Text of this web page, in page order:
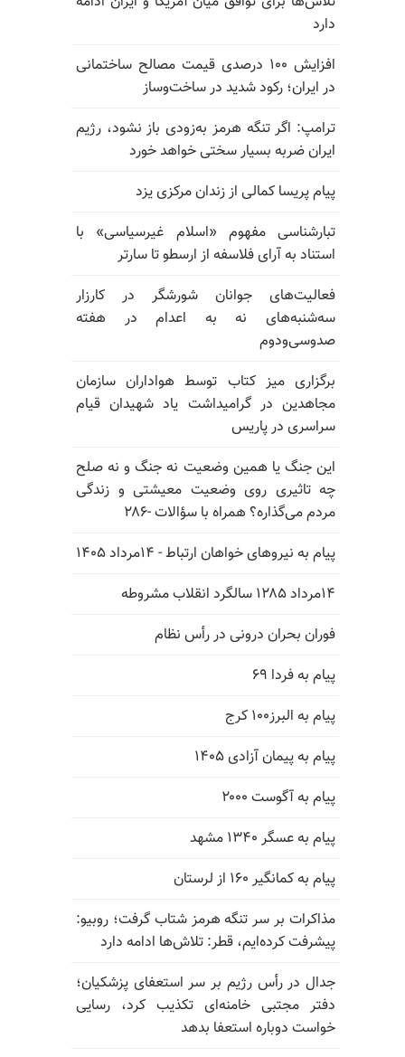
دارد
افزایش ۱۰۰ درصدی قیمت مصالح ساختمانی
در ایران؛ رکود شدید در ساخت‌وساز
ترامپ: اگر تنگه هرمز به‌زودی باز نشود، رژیم
ایران ضربه بسیار سختی خواهد خورد
پیام پریسا کمالی از زندان مرکزی یزد
تبارشناسی مفهوم «اسلام غیرسیاسی» با
استناد به آرای فلاسفه از ارسطو تا سارتر
فعالیت‌های جوانان شورشگر در کارزار
سه‌شنبه‌های نه به اعدام در هفته
صدوسی‌و‌دوم
برگزاری میز کتاب توسط هواداران سازمان
مجاهدین در گرامیداشت یاد شهیدان قیام
سراسری در پاریس
این جنگ یا همین وضعیت نه جنگ و نه صلح
چه تاثیری روی وضعیت معیشتی و زندگی
مردم می‌گذاره؟ همراه با سؤالات -۲۸۶
پیام به نیروهای خواهان ارتباط - ۱۴مرداد ۱۴۰۵
۱۴مرداد ۱۲۸۵ سالگرد انقلاب مشروطه
فوران بحران درونی در رأس نظام
پیام به فردا ۶۹
پیام به البرز۱۰۰ کرج
پیام به پیمان آزادی ۱۴۰۵
پیام به آگوست ۲۰۰۰
پیام به عسگر ۱۳۴۰ مشهد
پیام به کمانگیر ۱۶۰ از لرستان
مذاکرات بر سر تنگه هرمز شتاب گرفت؛ روبیو:
پیشرفت کرده‌ایم، قطر: تلاش‌ها ادامه دارد
جدال در رأس رژیم بر سر استعفای پزشکیان؛
دفتر مجتبی خامنه‌ای تکذیب کرد، رسایی
خواست دوباره استعفا بدهد